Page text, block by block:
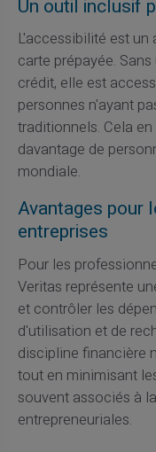
Un outil inclusif
L'accessibilité est
carte prépayée.
crédit, elle est
personnes n'ayant
traditionnels. Cela
davantage de
mondiale.
Avantages pour
entreprises
Pour les
Veritas représente
et contrôler les
d'utilisation et de
discipline financière
tout en minimisant
souvent associés à
entrepreneuriales.